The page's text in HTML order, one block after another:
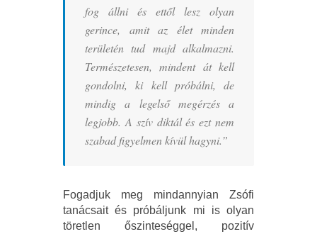
fog állni és ettől lesz olyan
gerince, amit az élet minden
területén tud majd alkalmazni.
Természetesen, mindent át kell
gondolni, ki kell próbálni, de
mindig a legelső megérzés a
legjobb. A szív diktál és ezt nem
szabad figyelmen kívül hagyni.”
Fogadjuk meg mindannyian Zsófi
tanácsait és próbáljunk mi is olyan
töretlen őszinteséggel, pozitív